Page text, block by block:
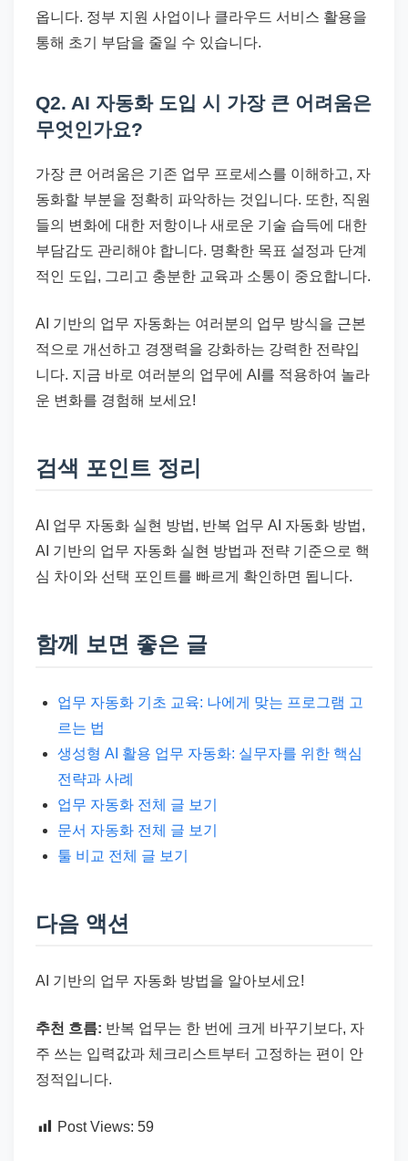
옵니다. 정부 지원 사업이나 클라우드 서비스 활용을
통해 초기 부담을 줄일 수 있습니다.
Q2. AI 자동화 도입 시 가장 큰 어려움은
무엇인가요?
가장 큰 어려움은 기존 업무 프로세스를 이해하고, 자
동화할 부분을 정확히 파악하는 것입니다. 또한, 직원
들의 변화에 대한 저항이나 새로운 기술 습득에 대한
부담감도 관리해야 합니다. 명확한 목표 설정과 단계
적인 도입, 그리고 충분한 교육과 소통이 중요합니다.
AI 기반의 업무 자동화는 여러분의 업무 방식을 근본
적으로 개선하고 경쟁력을 강화하는 강력한 전략입
니다. 지금 바로 여러분의 업무에 AI를 적용하여 놀라
운 변화를 경험해 보세요!
검색 포인트 정리
AI 업무 자동화 실현 방법, 반복 업무 AI 자동화 방법,
AI 기반의 업무 자동화 실현 방법과 전략 기준으로 핵
심 차이와 선택 포인트를 빠르게 확인하면 됩니다.
함께 보면 좋은 글
업무 자동화 기초 교육: 나에게 맞는 프로그램 고
르는 법
생성형 AI 활용 업무 자동화: 실무자를 위한 핵심
전략과 사례
업무 자동화 전체 글 보기
문서 자동화 전체 글 보기
툴 비교 전체 글 보기
다음 액션
AI 기반의 업무 자동화 방법을 알아보세요!
추천 흐름: 반복 업무는 한 번에 크게 바꾸기보다, 자
주 쓰는 입력값과 체크리스트부터 고정하는 편이 안
정적입니다.
Post Views: 59